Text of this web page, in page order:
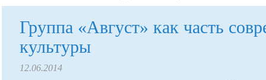
Группа «Август» как часть
культуры
12.06.2014